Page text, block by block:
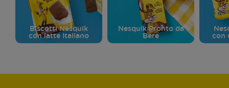
Biscotti Nesquik
con latte Italiano
Nesquik Pronto da
Bere con